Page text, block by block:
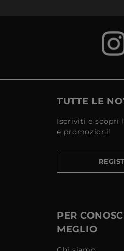
TUTTE LE
Iscriviti e scopri
e promozioni!
PER
MEGLIO